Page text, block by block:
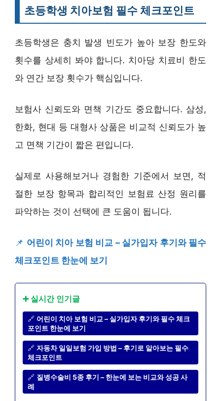
초등학생 치아보험 필수 체크포인트
초등학생은 충치 발생 빈도가 높아 보장 한도와
횟수를 상세히 봐야 합니다. 치아당 치료비 한도
와 연간 보장 횟수가 핵심입니다.
보험사 신뢰도와 면책 기간도 중요합니다. 삼성,
한화, 현대 등 대형사 상품은 비교적 신뢰도가 높
고 면책 기간이 짧은 편입니다.
실제로 사용해보거나 경험한 기준에서 보면, 적
절한 보장 항목과 합리적인 보험료 산정 원리를
파악하는 것이 선택에 큰 도움이 됩니다.
📌 어린이 치아 보험 비교 – 실가입자 후기와 필수
체크포인트 한눈에 보기
➕ 실시간 인기글
🔗 어린이 치아 보험 비교 – 실가입자 후기와 필수 체크
포인트 한눈에 보기
🔗 자동차 일일보험 가입 방법 – 후기로 알아보는 필수
체크포인트
🔗 질병수술비 5종 후기 – 한눈에 보는 비교와 성공 사
례